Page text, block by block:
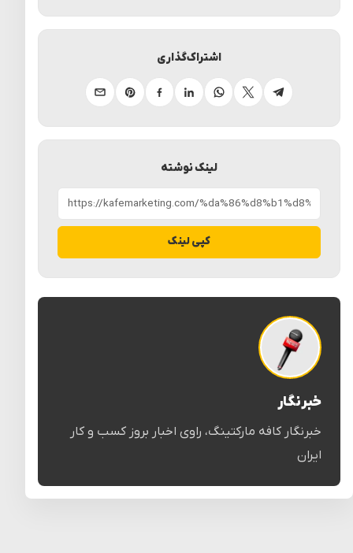
لینک نوشته
کپی لینک
اشتراک‌گذاری
تلگرام ایکسواتساپلینکدینفیسبوکپینترستایمیل
خبرنگار
خبرنگار کافه مارکتینگ، راوی اخبار بروز کسب و کار
ایران